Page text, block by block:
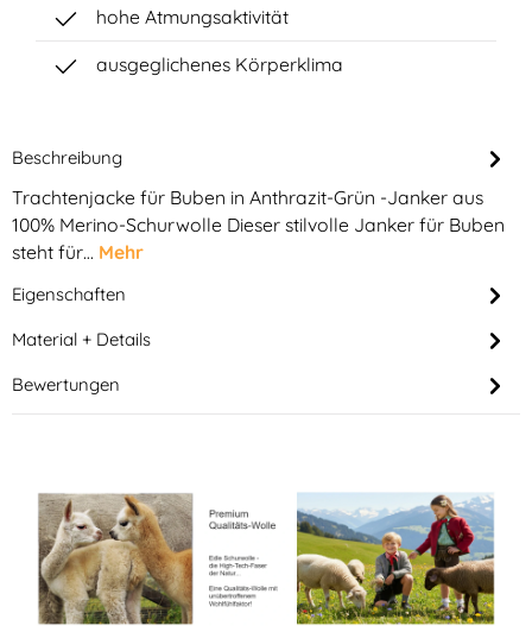
hohe Atmungsaktivität
ausgeglichenes Körperklima
Beschreibung
Trachtenjacke für Buben in Anthrazit-Grün -Janker aus
100% Merino-Schurwolle Dieser stilvolle Janker für Buben
steht für… Mehr
Eigenschaften
Material + Details
Bewertungen